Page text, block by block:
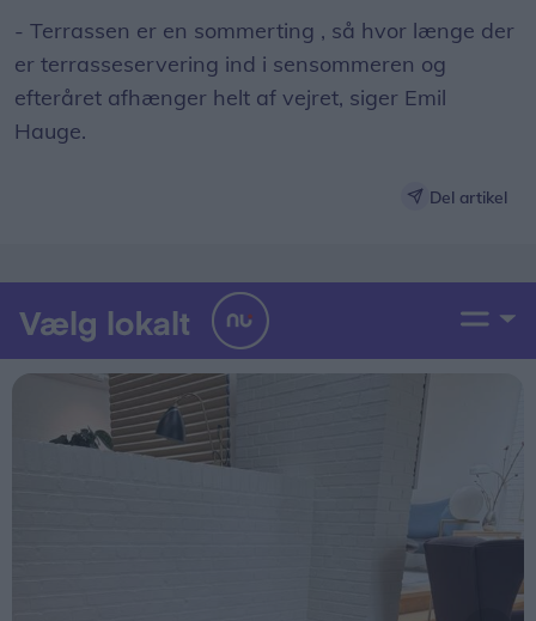
- Terrassen er en sommerting , så hvor længe der
er terrasseservering ind i sensommeren og
efteråret afhænger helt af vejret, siger Emil
Hauge.
Del artikel